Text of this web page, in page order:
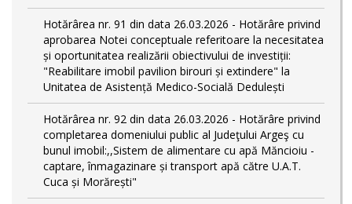
Hotărârea nr. 91 din data 26.03.2026 - Hotărâre privind
aprobarea Notei conceptuale referitoare la necesitatea
și oportunitatea realizării obiectivului de investiții:
"Reabilitare imobil pavilion birouri și extindere" la
Unitatea de Asistență Medico-Socială Dedulești
Hotărârea nr. 92 din data 26.03.2026 - Hotărâre privind
completarea domeniului public al Judeţului Argeş cu
bunul imobil:,,Sistem de alimentare cu apă Măncioiu -
captare, înmagazinare și transport apă către U.A.T.
Cuca și Morărești"